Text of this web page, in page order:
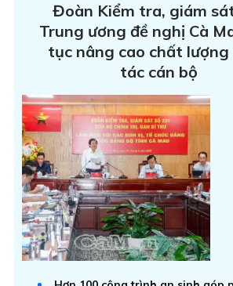
Đoàn Kiểm tra, giám
Trung ương đề nghị Cà
tục nâng cao chất lượng
tác cán bộ